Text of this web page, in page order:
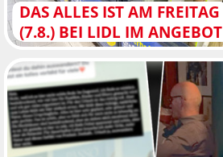
DAS ALLES IST AM FREITAG
(7.8.) BEI LIDL IM ANGEBOT